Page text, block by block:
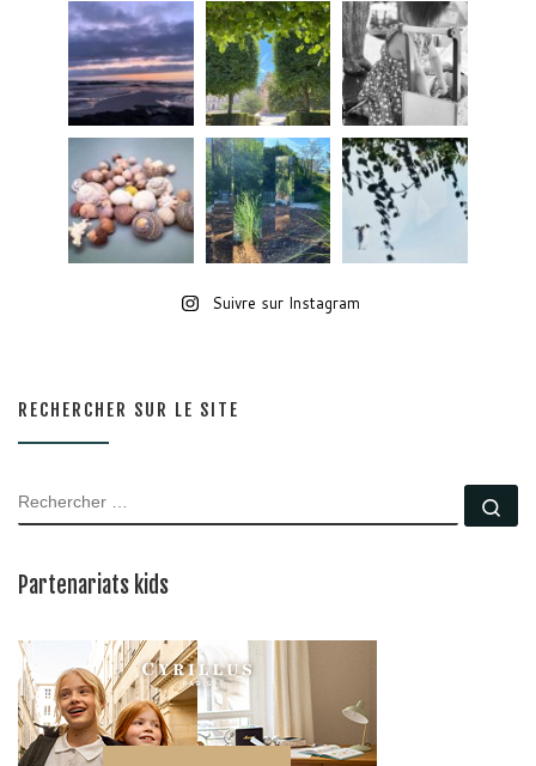
Suivre sur Instagram
RECHERCHER SUR LE SITE
RECHERCHER
Partenariats kids